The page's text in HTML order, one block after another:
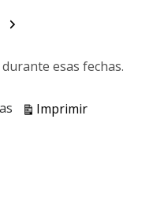
Siguiente
esas fechas.
ImprimirVistas